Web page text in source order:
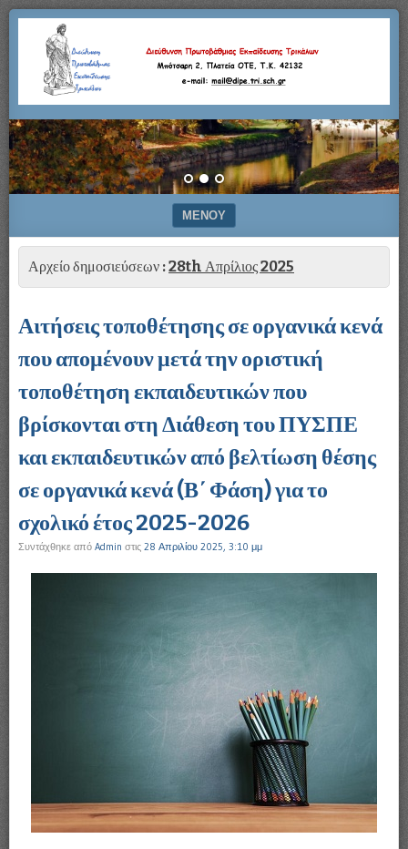
Διεύθυνση
Πρωτοβάθμιας
Εκπαίδευσης
Τρικάλων
Μπότσαρη
Πλατεία
ΟΤΕ,
Τ.Κ.
42132
–
e-
mail:
mail@dipe.tri.sch.gr
ΜΕΝΟΎ
ΜΕΤΆΒΑΣΗ ΣΕ ΠΕΡΙΕΧΌΜΕΝΟ
Αρχείο δημοσιεύσεων :28th Απρίλιος 2025
Αιτήσεις τοποθέτησης σε οργανικά κενά
που απομένουν μετά την οριστική
τοποθέτηση εκπαιδευτικών που
βρίσκονται στη Διάθεση του ΠΥΣΠΕ
και εκπαιδευτικών από βελτίωση θέσης
σε οργανικά κενά (Β΄ Φάση) για το
σχολικό έτος 2025-2026
Συντάχθηκε από Admin στις 28 Απριλίου 2025, 3:10 μμ